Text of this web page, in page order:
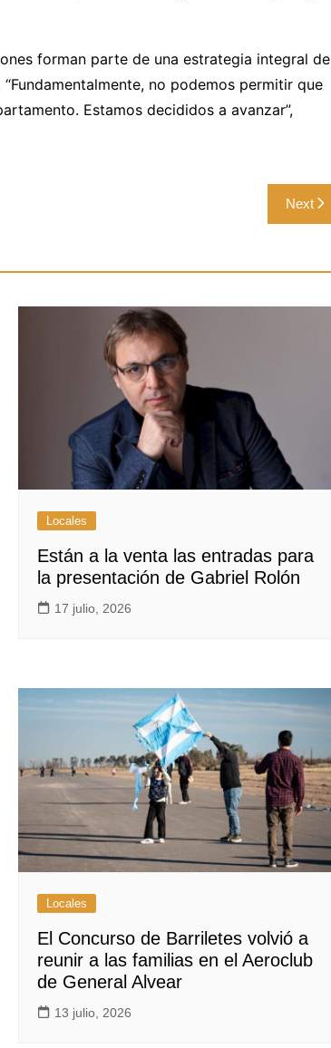
forman parte de una estrategia integral de
no podemos permitir que
Estamos decididos a avanzar”,
Next
Locales
Están a la venta las entradas para
la presentación de Gabriel Rolón
17 julio, 2026
Locales
El Concurso de Barriletes volvió a
reunir a las familias en el Aeroclub
de General Alvear
13 julio, 2026